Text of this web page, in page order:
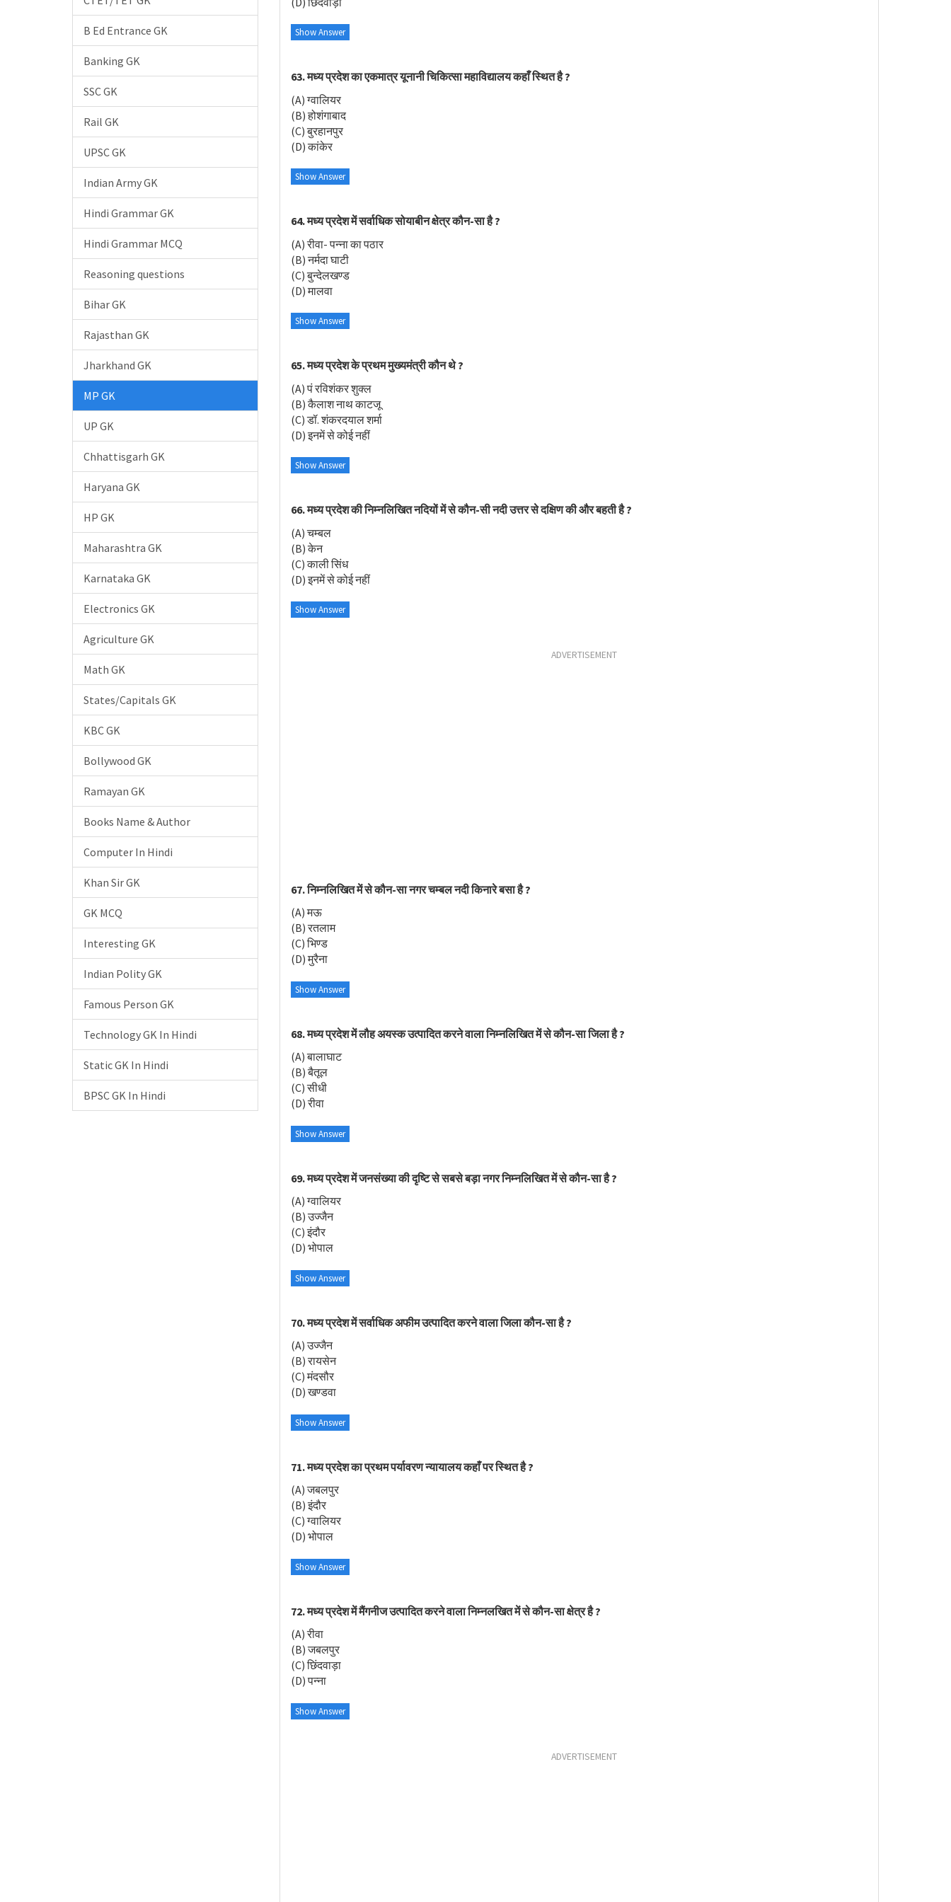
Show Answer
63. मध्य प्रदेश का एकमात्र यूनानी चिकित्सा महाविद्यालय कहाँ स्थित है ?
(A) ग्वालियर
(B) होशंगाबाद
(C) बुरहानपुर
(D) कांकेर
Show Answer
64. मध्य प्रदेश में सर्वाधिक सोयाबीन क्षेत्र कौन-सा है ?
(A) रीवा- पन्ना का पठार
(B) नर्मदा घाटी
(C) बुन्देलखण्ड
(D) मालवा
Show Answer
65. मध्य प्रदेश के प्रथम मुख्यमंत्री कौन थे ?
(A) पं रविशंकर शुक्ल
(B) कैलाश नाथ काटजू
(C) डॉ. शंकरदयाल शर्मा
(D) इनमें से कोई नहीं
Show Answer
66. मध्य प्रदेश की निम्नलिखित नदियों में से कौन-सी नदी उत्तर से दक्षिण की और बहती है ?
(A) चम्बल
(B) केन
(C) काली सिंध
(D) इनमें से कोई नहीं
Show Answer
ADVERTISEMENT
67. निम्नलिखित में से कौन-सा नगर चम्बल नदी किनारे बसा है ?
(A) मऊ
(B) रतलाम
(C) भिण्ड
(D) मुरैना
Show Answer
68. मध्य प्रदेश में लौह अयस्क उत्पादित करने वाला निम्नलिखित में से कौन-सा जिला है ?
(A) बालाघाट
(B) बैतूल
(C) सीधी
(D) रीवा
Show Answer
69. मध्य प्रदेश में जनसंख्या की दृष्टि से सबसे बड़ा नगर निम्नलिखित में से कौन-सा है ?
(A) ग्वालियर
(B) उज्जैन
(C) इंदौर
(D) भोपाल
Show Answer
70. मध्य प्रदेश में सर्वाधिक अफीम उत्पादित करने वाला जिला कौन-सा है ?
(A) उज्जैन
(B) रायसेन
(C) मंदसौर
(D) खण्डवा
Show Answer
71. मध्य प्रदेश का प्रथम पर्यावरण न्यायालय कहाँ पर स्थित है ?
(A) जबलपुर
(B) इंदौर
(C) ग्वालियर
(D) भोपाल
Show Answer
72. मध्य प्रदेश में मैंगनीज उत्पादित करने वाला निम्नलखित में से कौन-सा क्षेत्र है ?
(A) रीवा
(B) जबलपुर
(C) छिंदवाड़ा
(D) पन्ना
Show Answer
ADVERTISEMENT
B Ed Entrance GK
Banking GK
SSC GK
Rail GK
UPSC GK
Indian Army GK
Hindi Grammar GK
Hindi Grammar MCQ
Reasoning questions
Bihar GK
Rajasthan GK
Jharkhand GK
MP GK
UP GK
Chhattisgarh GK
Haryana GK
HP GK
Maharashtra GK
Karnataka GK
Electronics GK
Agriculture GK
Math GK
States/Capitals GK
KBC GK
Bollywood GK
Ramayan GK
Books Name & Author
Computer In Hindi
Khan Sir GK
GK MCQ
Interesting GK
Indian Polity GK
Famous Person GK
Technology GK In Hindi
Static GK In Hindi
BPSC GK In Hindi